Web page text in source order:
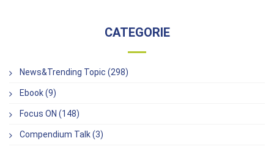
CATEGORIE
News&Trending Topic (298)
Ebook (9)
Focus ON (148)
Compendium Talk (3)